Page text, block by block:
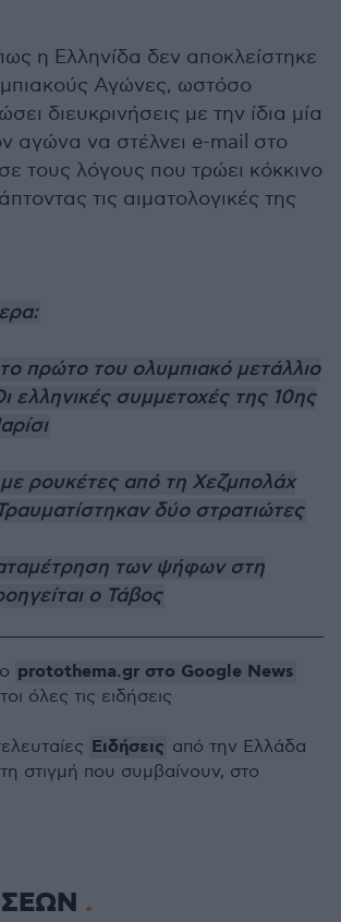
η Ελληνίδα δεν αποκλείστηκε
Αγώνες, ωστόσο
διευκρινήσεις με την ίδια μία
αγώνα να στέλνει e-mail στο
τους λόγους που τρώει κόκκινο
τις αιματολογικές της
πρώτο του ολυμπιακό μετάλλιο
ελληνικές συμμετοχές της 10ης
ρουκέτες από τη Χεζμπολάχ
δύο στρατιώτες
των ψήφων στη
ο Τάβος
protothema.gr στο Google News
όλες τις ειδήσεις
Ειδήσεις από την Ελλάδα
στιγμή που συμβαίνουν, στο